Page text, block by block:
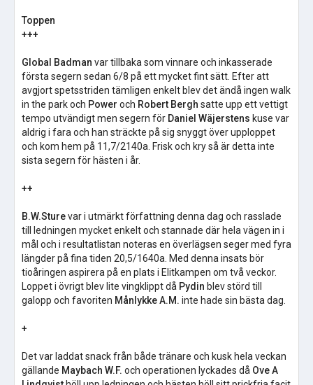
Toppen
+++
Global Badman var tillbaka som vinnare och inkasserade
första segern sedan 6/8 på ett mycket fint sätt. Efter att
avgjort spetsstriden tämligen enkelt blev det ändå ingen walk
in the park och Power och Robert Bergh satte upp ett vettigt
tempo utvändigt men segern för Daniel Wäjerstens kuse var
aldrig i fara och han sträckte på sig snyggt över upploppet
och kom hem på 11,7/2140a. Frisk och kry så är detta inte
sista segern för hästen i år.
++
B.W.Sturevar i utmärkt författning denna dag och rasslade
till ledningen mycket enkelt och stannade där hela vägen in i
mål och i resultatlistan noteras en överlägsen seger med fyra
längder på fina tiden 20,5/1640a. Med denna insats bör
tioåringen aspirera på en plats i Elitkampen om två veckor.
Loppet i övrigt blev lite vingklippt då Pydin blev störd till
galopp och favoriten Månlykke A.M. inte hade sin bästa dag.
+
Det var laddat snack från både tränare och kusk hela veckan
gällande Maybach W.F. och operationen lyckades då Ove A